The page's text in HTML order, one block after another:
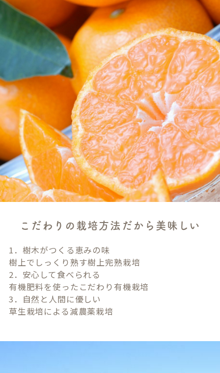
こだわりの栽培方法だから美味しい
1．樹木がつくる恵みの味
樹上でしっくり熟す樹上完熟栽培
2．安心して食べられる
有機肥料を使ったこだわり有機栽培
3．自然と人間に優しい
草生栽培による減農薬栽培